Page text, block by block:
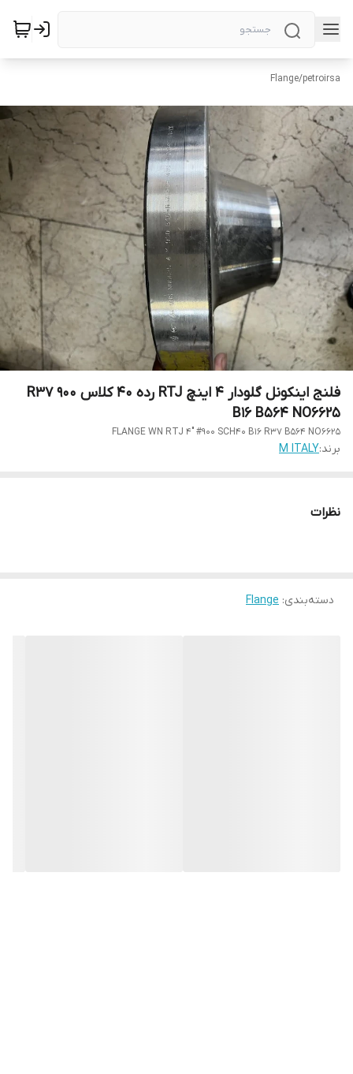
petroirsa
/
Flange
فلنج اینکونل گلودار 4 اینچ RTJ رده 40 کلاس 900 R37
B16 B564 NO6625
FLANGE WN RTJ 4" #900 SCH40 B16 R37 B564 NO6625
برند:M ITALY
نظرات
دسته‌بندی:
Flange